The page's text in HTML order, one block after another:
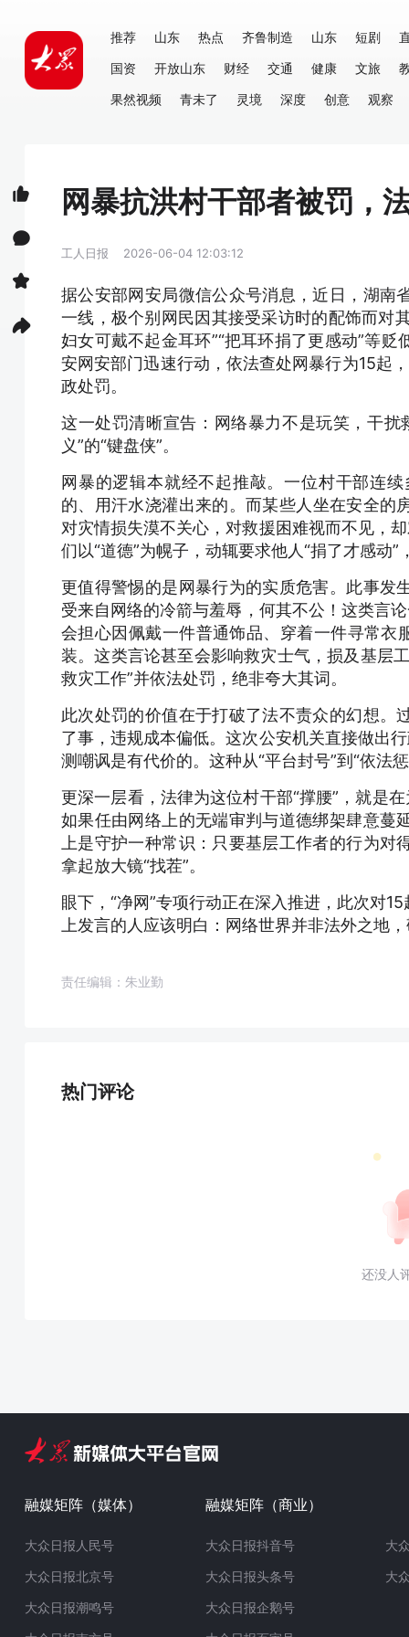
推荐 山东 热点 齐鲁制造 山东 短剧
国资
开放山东 财经 交通 健康 文旅
果然视频
青未了 灵境 深度 创意 观察
网暴抗洪村干部者被罚，
工人日报 2026-06-04 12:03:12
据公安部网安局微信公众号消息，近日，湖南
一线，极个别网民因其接受采访时的配饰而对
妇女可戴不起金耳环”“把耳环捐了更感动”等
安网安部门迅速行动，依法查处网暴行为15起
政处罚。
这一处罚清晰宣告：网络暴力不是玩笑，干
义”的“键盘侠”。
网暴的逻辑本就经不起推敲。一位村干部连
的、用汗水浇灌出来的。而某些人坐在安全
对灾情损失漠不关心，对救援困难视而不见，
们以“道德”为幌子，动辄要求他人“捐了才感动
更值得警惕的是网暴行为的实质危害。此事发
受来自网络的冷箭与羞辱，何其不公！这类言
会担心因佩戴一件普通饰品、穿着一件寻常衣
装。这类言论甚至会影响救灾士气，损及基层
救灾工作”并依法处罚，绝非夸大其词。
此次处罚的价值在于打破了法不责众的幻想。
了事，违规成本偏低。这次公安机关直接做出
测嘲讽是有代价的。这种从“平台封号”到“依法
更深一层看，法律为这位村干部“撑腰”，就是
如果任由网络上的无端审判与道德绑架肆意蔓
上是守护一种常识：只要基层工作者的行为
拿起放大镜“找茬”。
眼下，“净网”专项行动正在深入推进，此次对
上发言的人应该明白：网络世界并非法外之地
责任编辑：朱业勤
热门评论
还没人
融媒矩阵（媒体）
大众日报人民号
大众日报北京号
大众日报潮鸣号
融媒矩阵（商业）
大众日报抖音号
大众日报头条号
大众日报企鹅号
大
大